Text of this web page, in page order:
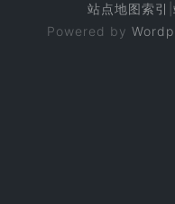
站点地图索引
Powered by